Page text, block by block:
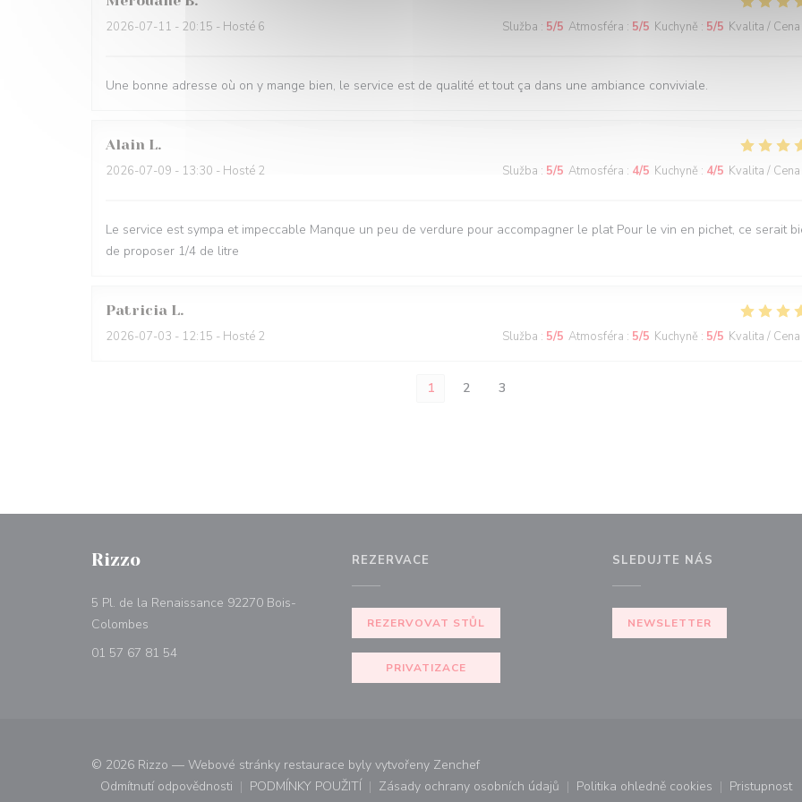
2026-07-11 - 20:15 - Hosté 6 Služba : 5/5 Atmosféra : 5/5 Kuchyně : 5/5 Kvalita / Cena
Une bonne adresse où on y mange bien, le service est de qualité et tout ça dans une ambiance conviviale.
Alain L
2026-07-09 - 13:30 - Hosté 2 Služba : 5/5 Atmosféra : 4/5 Kuchyně : 4/5 Kvalita / Cena
Le service est sympa et impeccable Manque un peu de verdure pour accompagner le plat Pour le vin en pichet, ce serait
de proposer 1/4 de litre
Patricia L
2026-07-03 - 12:15 - Hosté 2 Služba : 5/5 Atmosféra : 5/5 Kuchyně : 5/5 Kvalita / Cena
1 2 3
Rizzo
5 Pl. de la Renaissance 92270 Bois-
Colombes
01 57 67 81 54
REZERVACE
REZERVOVAT STŮL
PRIVATIZACE
SLEDUJTE NÁS
NEWSLETTER
© 2026 Rizzo — Webové stránky restaurace byly vytvořeny Zenchef((otevře se v novém okně))
Odmítnutí odpovědnosti
((otevře se v novém okně))
PODMÍNKY POUŽITÍ
((otevře se v novém okně))
Zásady ochrany osobních údajů
((otevře se v novém okně))
Politika ohledně cookies
((otevře se v novém okně))
Pristupnost